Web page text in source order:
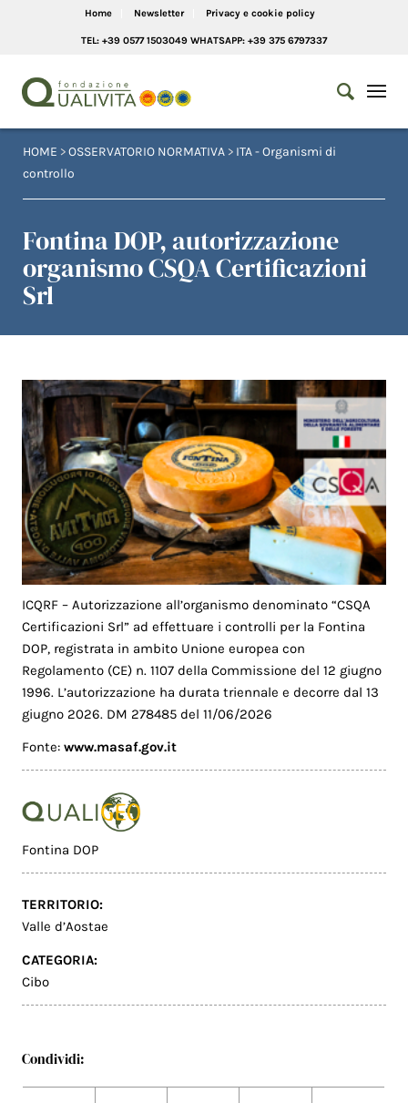
Home Newsletter Privacy e cookie policy
TEL: +39 0577 1503049 WHATSAPP: +39 375 6797337
HOME >OSSERVATORIO NORMATIVA > ITA - Organismi di
controllo
Fontina DOP, autorizzazione
organismo CSQA Certificazioni
Srl
ICQRF – Autorizzazione all’organismo denominato “CSQA
Certificazioni Srl” ad effettuare i controlli per la Fontina
DOP, registrata in ambito Unione europea con
Regolamento (CE) n. 1107 della Commissione del 12 giugno
1996. L’autorizzazione ha durata triennale e decorre dal 13
giugno 2026. DM 278485 del 11/06/2026
Fonte:www.masaf.gov.it
Fontina DOP
TERRITORIO:
Valle d’Aostae
CATEGORIA:
Cibo
Condividi: